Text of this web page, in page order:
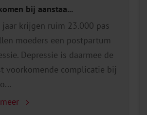
bij aanstaa...
jaar krijgen ruim 23.000 pas
moeders een postpartum
Depressie is daarmee de
voorkomende complicatie bij